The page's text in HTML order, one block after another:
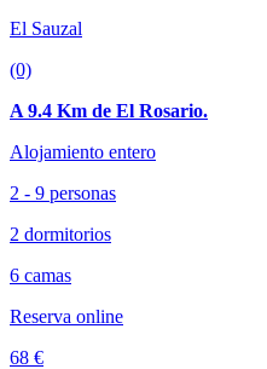
El Sauzal
(0)
A 9.4 Km de El Rosario.
Alojamiento entero
2 - 9 personas
2 dormitorios
6 camas
Reserva online
68 €